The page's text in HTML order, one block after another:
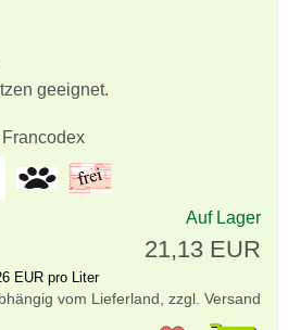
geeignet.
Auf Lager
21,13 EUR
EUR pro Liter
vom Lieferland, zzgl. Versand